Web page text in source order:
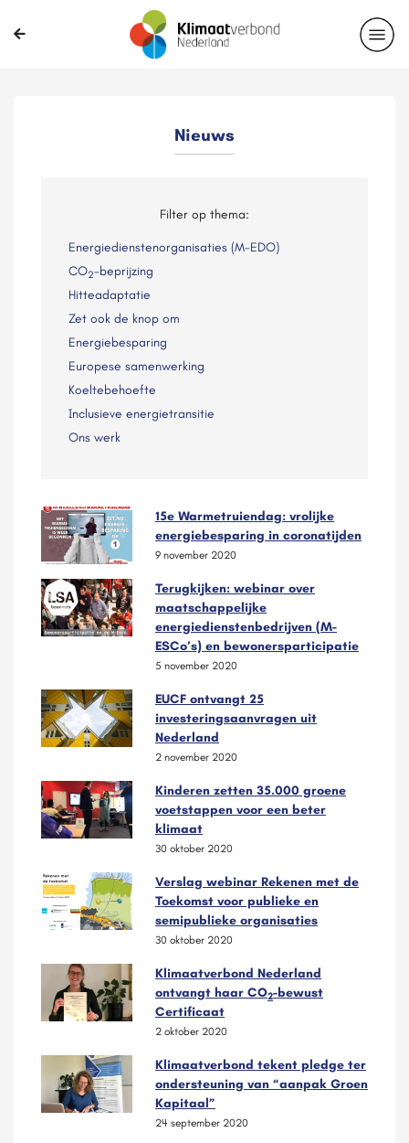
Nieuws
Filter op thema:
Energiedienstenorganisaties (M-EDO)
CO2-beprijzing
Hitteadaptatie
Zet ook de knop om
Energiebesparing
Europese samenwerking
Koeltebehoefte
Inclusieve energietransitie
Ons werk
15e Warmetruiendag: vrolijke
energiebesparing in coronatijden
9 november 2020
Terugkijken: webinar over
maatschappelijke
energiedienstenbedrijven (M-
ESCo’s) en bewonersparticipatie
5 november 2020
EUCF ontvangt 25
investeringsaanvragen uit
Nederland
2 november 2020
Kinderen zetten 35.000 groene
voetstappen voor een beter
klimaat
30 oktober 2020
Verslag webinar Rekenen met de
Toekomst voor publieke en
semipublieke organisaties
30 oktober 2020
Klimaatverbond Nederland
ontvangt haar CO2-bewust
Certificaat
2 oktober 2020
Klimaatverbond tekent pledge ter
ondersteuning van “aanpak Groen
Kapitaal”
24 september 2020